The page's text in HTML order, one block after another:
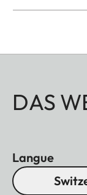
DAS
Langue